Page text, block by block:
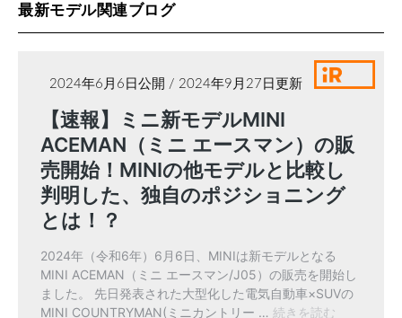
最新モデル関連ブログ